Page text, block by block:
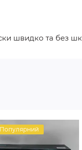
швидко та без
Популярний